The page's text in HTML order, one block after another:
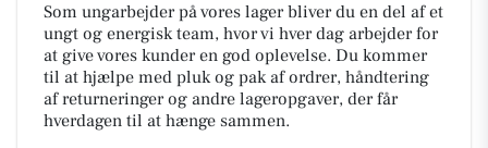
Som ungarbejder på vores lager bliver du en del af et
ungt og energisk team, hvor vi hver dag arbejder for
at give vores kunder en god oplevelse. Du kommer
til at hjælpe med pluk og pak af ordrer, håndtering
af returneringer og andre lageropgaver, der får
hverdagen til at hænge sammen.